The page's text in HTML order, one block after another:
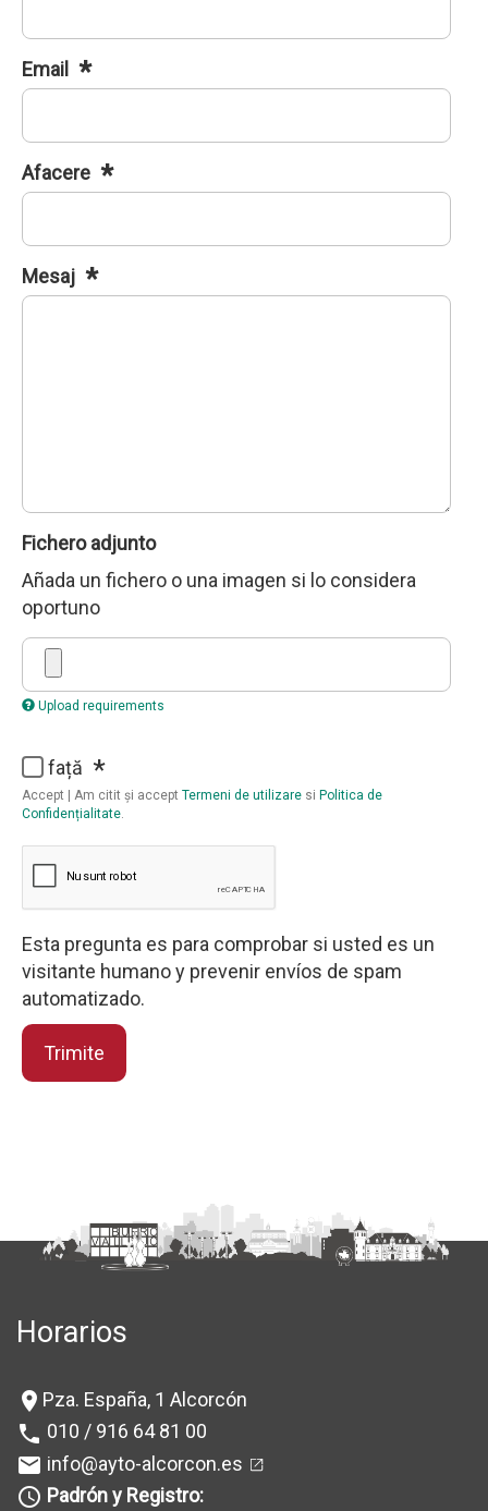
Email
Afacere
Mesaj
Fichero adjunto
Añada un fichero o una imagen si lo considera
oportuno
Upload requirements
față
Accept | Am citit și accept Termeni de utilizare si Politica de
Confidențialitate.
Trimite
Esta pregunta es para comprobar si usted es un
visitante humano y prevenir envíos de spam
automatizado.
Horarios
location_on Pza. España, 1 Alcorcón
phone 010 / 916 64 81 00
mail info@ayto-alcorcon.es
query_builder Padrón y Registro: